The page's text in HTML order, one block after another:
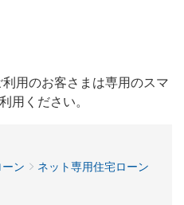
用のお客さまは専用のスマ
用ください。
ン
ネット専用住宅ローン